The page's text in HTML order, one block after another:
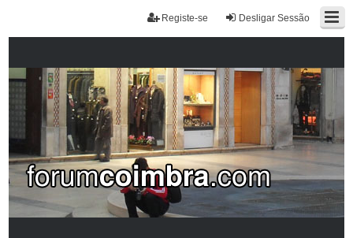
Desligar Sessão
Registe-se